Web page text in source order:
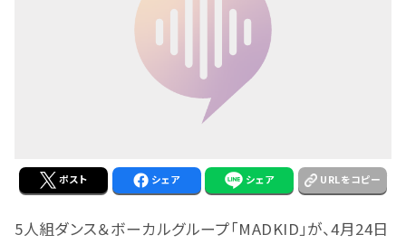
ポスト シェア シェア URLをコピー
5人組ダンス＆ボーカルグループ「MADKID」が、4月24日